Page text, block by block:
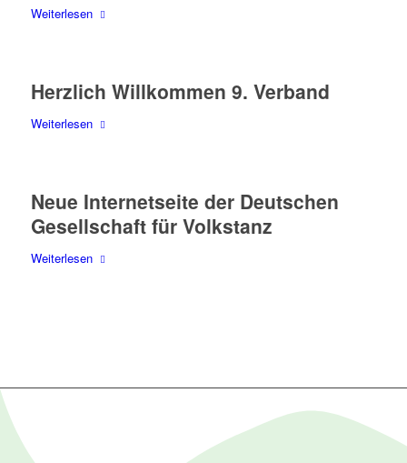
Weiterlesen
Herzlich Willkommen 9. Verband
Weiterlesen
Neue Internetseite der Deutschen
Gesellschaft für Volkstanz
Weiterlesen